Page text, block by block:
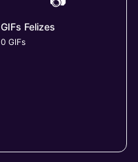
GIFs Felizes
0 GIFs